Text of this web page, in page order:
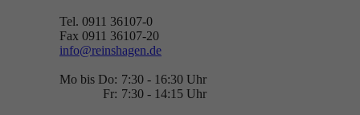
Tel. 0911 36107-0
Fax 0911 36107-20
info@reinshagen.de
Mo bis Do: 7:30 - 16:30 Uhr
Fr: 7:30 - 14:15 Uhr